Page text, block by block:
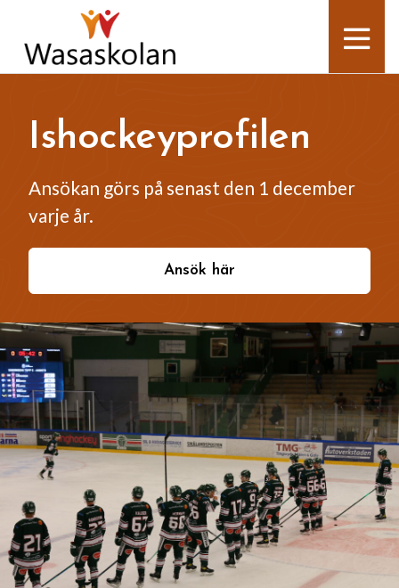
Ishockeyprofilen
Ansökan görs på senast den 1 december
varje år.
Ansök här